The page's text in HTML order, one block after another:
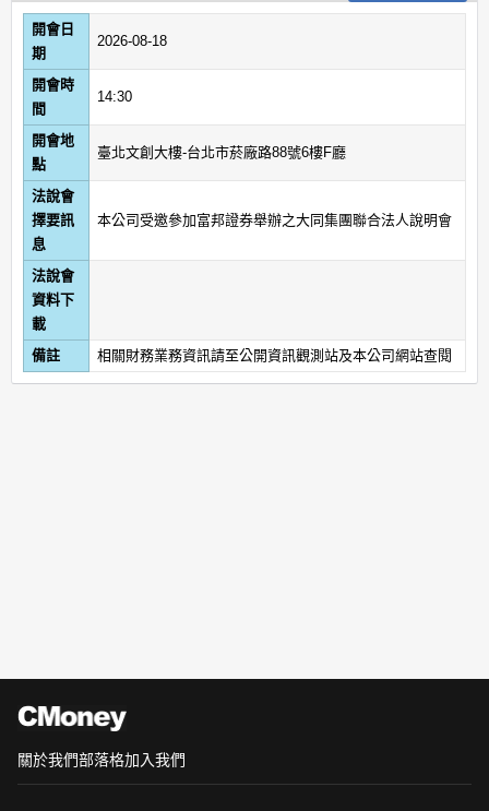
開會日
期
2026-08-18
開會時
間
14:30
開會地
點
臺北文創大樓-台北市菸廠路88號6樓F廳
法說會
擇要訊
息
本公司受邀參加富邦證券舉辦之大同集團聯合法人說明會
法說會
資料下
載
備註
相關財務業務資訊請至公開資訊觀測站及本公司網站查閱
關於我們部落格加入我們